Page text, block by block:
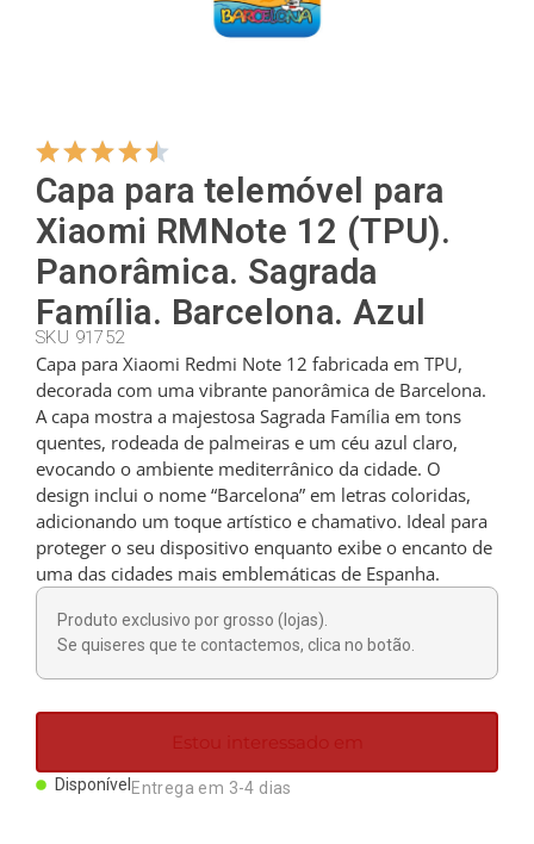
Cinzeiros
Cortadores
Colheres de chá
Conchas
Dedais
Figuras
Ímanes
Canecas
Capa para telemóvel para
Xiaomi RMNote 12 (TPU).
Panorâmica. Sagrada
Família. Barcelona. Azul
SKU 91752
Capa para Xiaomi Redmi Note 12 fabricada em TPU,
decorada com uma vibrante panorâmica de Barcelona.
A capa mostra a majestosa Sagrada Família em tons
quentes, rodeada de palmeiras e um céu azul claro,
evocando o ambiente mediterrânico da cidade. O
design inclui o nome “Barcelona” em letras coloridas,
adicionando um toque artístico e chamativo. Ideal para
proteger o seu dispositivo enquanto exibe o encanto de
uma das cidades mais emblemáticas de Espanha.
Produto exclusivo por grosso (lojas).
Se quiseres que te contactemos, clica no botão.
Estou interessado em
Disponível Entrega em 3-4 dias